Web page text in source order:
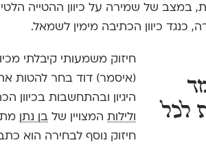
של שמירה על כיוון ההטייה
כנגד כיוון הכתיבה מימין לשמאל.
לכל
חיזוק משמעותי קיבלתי
(איסמר) דוד בחר להטות
היגיון ובהתחשבות בכיוון
ולילות המצויין שלבן נתן
חיזוק נוסף לבחירה הוא